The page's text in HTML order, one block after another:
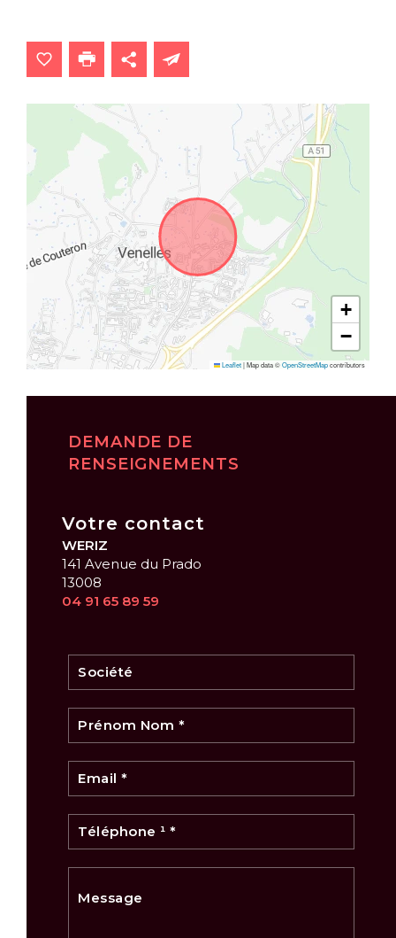
+
−
Leaflet|Map data ©OpenStreetMapcontributors
DEMANDE DE
RENSEIGNEMENTS
Votre contact
WERIZ
141 Avenue du Prado
13008
04 91 65 89 59